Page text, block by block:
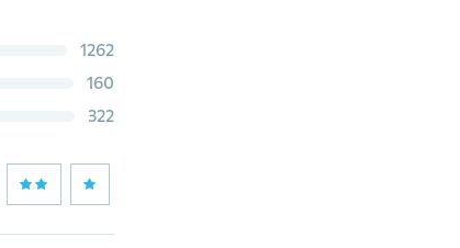
1262
160
322